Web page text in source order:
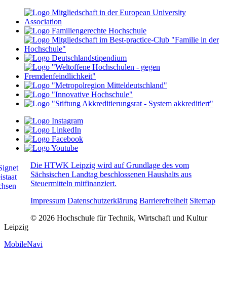
Die HTWK Leipzig wird auf Grundlage des vom
Sächsischen Landtag beschlossenen Haushalts aus
Steuermitteln mitfinanziert.
Impressum Datenschutzerklärung Barrierefreiheit Sitemap
© 2026 Hochschule für Technik, Wirtschaft und Kultur
Leipzig
MobileNavi